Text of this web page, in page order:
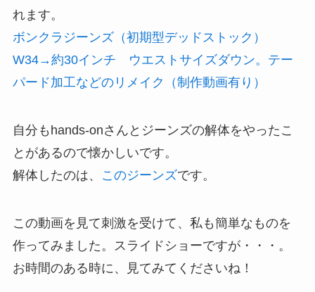
れます。
ボンクラジーンズ（初期型デッドストック）
W34→約30インチ ウエストサイズダウン。テー
パード加工などのリメイク（制作動画有り）
自分もhands-onさんとジーンズの解体をやったこ
とがあるので懐かしいです。
解体したのは、
このジーンズです。
この動画を見て刺激を受けて、私も簡単なものを
作ってみました。スライドショーですが・・・。
お時間のある時に、見てみてくださいね！